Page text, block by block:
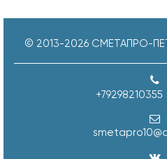
© 2013-2026 СМЕТАПРО-
+79298210355